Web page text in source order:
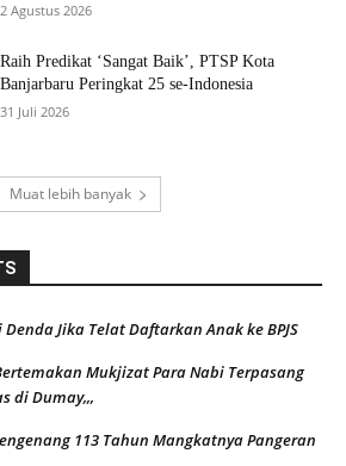
2 Agustus 2026
Raih Predikat ‘Sangat Baik’, PTSP Kota
Banjarbaru Peringkat 25 se-Indonesia
31 Juli 2026
Muat lebih banyak
Denda Jika Telat Daftarkan Anak ke BPJS
Mukjizat Para Nabi Terpasang
di Dumay,,,
113 Tahun Mangkatnya Pangeran